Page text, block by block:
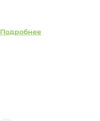
Подробнее